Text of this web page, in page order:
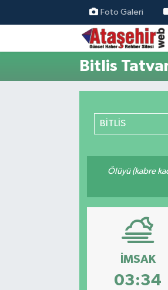
Foto Galeri
Bitlis
BİTLİS
Ölüyü (kabre
İMSAK
03:34
Hava Durumu
Trafik Durumu
Tüm Manşetler
Son Dakika Haberleri